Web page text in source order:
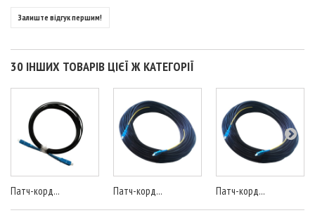
Залиште відгук першим!
30 ІНШИХ ТОВАРІВ ЦІЄЇ Ж КАТЕГОРІЇ
Патч-корд... Патч-корд... Патч-корд...